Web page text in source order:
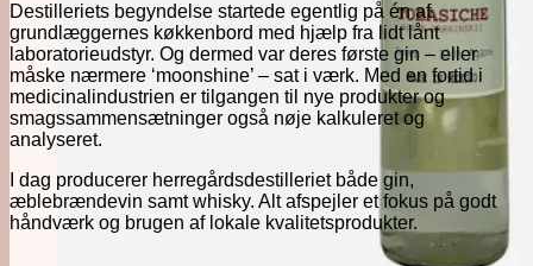
Destilleriets begyndelse startede egentlig på én af
grundlæggernes køkkenbord med hjælp fra lidt lånt
laboratorieudstyr. Og dermed var deres første gin – eller
måske nærmere ‘moonshine’ – sat i værk. Med en fortid i
medicinalindustrien er tilgangen til nye produkter og
smagssammensætninger også nøje kalkuleret og
analyseret.
I dag producerer herregårdsdestilleriet både gin,
æblebrændevin samt whisky. Alt afspejler et fokus på godt
håndværk og brugen af lokale kvalitetsprodukter.